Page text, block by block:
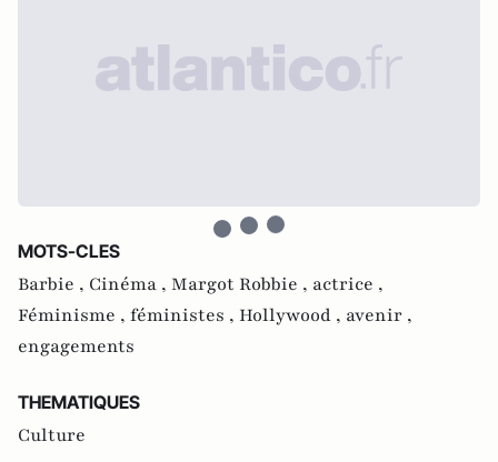
MOTS-CLES
Barbie , Cinéma , Margot Robbie , actrice ,
Féminisme , féministes , Hollywood , avenir ,
engagements
THEMATIQUES
Culture